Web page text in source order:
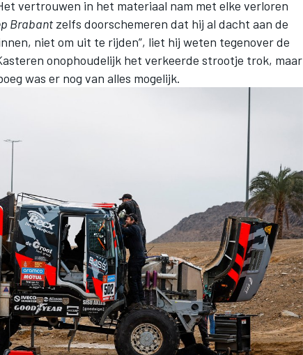
vertrouwen in het materiaal nam met elke verloren
Brabant zelfs doorschemeren dat hij al dacht aan de
niet om uit te rijden”, liet hij weten tegenover de
onophoudelijk het verkeerde strootje trok, maar
was er nog van alles mogelijk.